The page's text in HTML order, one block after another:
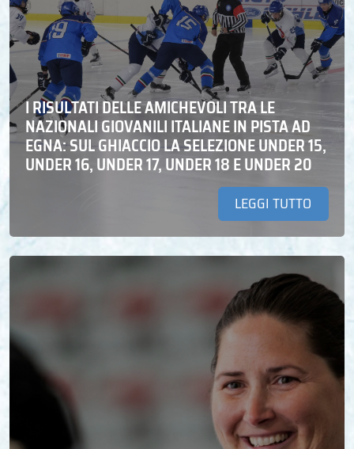
I RISULTATI DELLE AMICHEVOLI TRA LE
NAZIONALI GIOVANILI ITALIANE IN PISTA AD
EGNA: SUL GHIACCIO LA SELEZIONE UNDER 15,
UNDER 16, UNDER 17, UNDER 18 E UNDER 20
LEGGI TUTTO